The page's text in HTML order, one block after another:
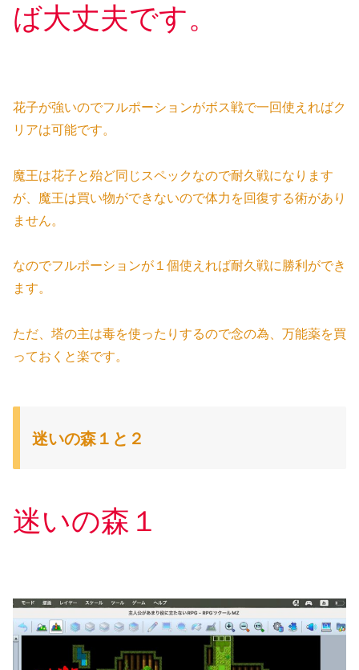
ば大丈夫です。
花子が強いのでフルポーションがボス戦で一回使えればク
リアは可能です。
魔王は花子と殆ど同じスペックなので耐久戦になります
が、魔王は買い物ができないので体力を回復する術があり
ません。
なのでフルポーションが１個使えれば耐久戦に勝利ができ
ます。
ただ、塔の主は毒を使ったりするので念の為、万能薬を買
っておくと楽です。
迷いの森１と２
迷いの森１